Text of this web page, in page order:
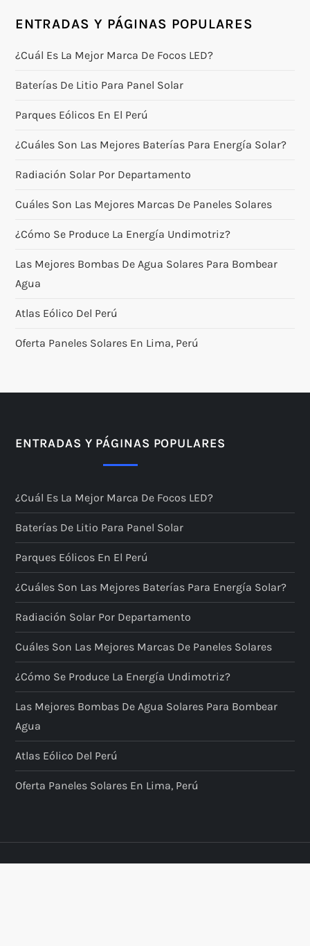
ENTRADAS Y PÁGINAS POPULARES
¿Cuál Es La Mejor Marca De Focos LED?
Baterías De Litio Para Panel Solar
Parques Eólicos En El Perú
¿Cuáles Son Las Mejores Baterías Para Energía Solar?
Radiación Solar Por Departamento
Cuáles Son Las Mejores Marcas De Paneles Solares
¿Cómo Se Produce La Energía Undimotriz?
Las Mejores Bombas De Agua Solares Para Bombear
Agua
Atlas Eólico Del Perú
Oferta Paneles Solares En Lima, Perú
ENTRADAS Y PÁGINAS POPULARES
¿Cuál Es La Mejor Marca De Focos LED?
Baterías De Litio Para Panel Solar
Parques Eólicos En El Perú
¿Cuáles Son Las Mejores Baterías Para Energía Solar?
Radiación Solar Por Departamento
Cuáles Son Las Mejores Marcas De Paneles Solares
¿Cómo Se Produce La Energía Undimotriz?
Las Mejores Bombas De Agua Solares Para Bombear
Agua
Atlas Eólico Del Perú
Oferta Paneles Solares En Lima, Perú